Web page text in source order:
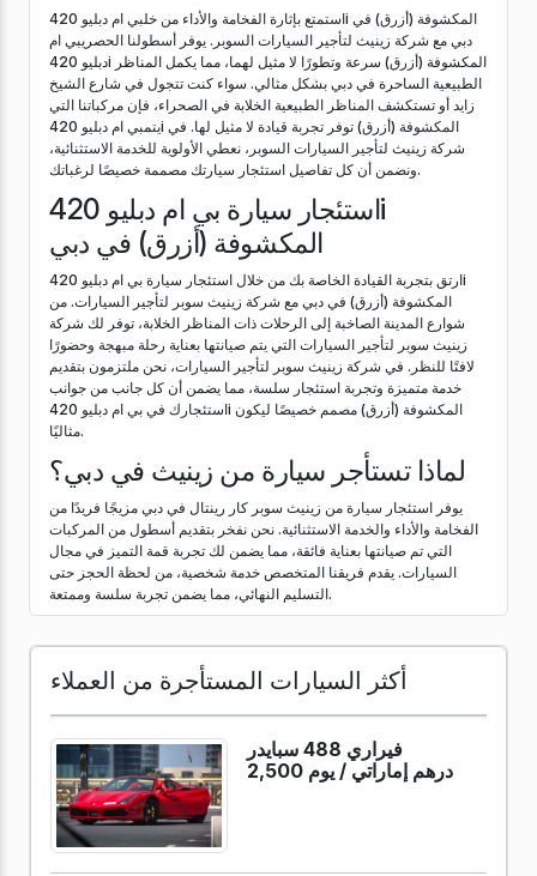
استمتع بإثارة الفخامة والأداء من خلبي ام دبليو 420i المكشوفة (أزرق) في
دبي مع شركة زينيث لتأجير السيارات السوبر. يوفر أسطولنا الحصريبي ام
دبليو 420i المكشوفة (أزرق) سرعة وتطورًا لا مثيل لهما، مما يكمل المناظر
الطبيعية الساحرة في دبي بشكل مثالي. سواء كنت تتجول في شارع الشيخ
زايد أو تستكشف المناظر الطبيعية الخلابة في الصحراء، فإن مركباتنا التي
يتمبي ام دبليو 420i المكشوفة (أزرق) توفر تجربة قيادة لا مثيل لها. في
شركة زينيث لتأجير السيارات السوبر، نعطي الأولوية للخدمة الاستثنائية،
ونضمن أن كل تفاصيل استئجار سيارتك مصممة خصيصًا لرغباتك.
استئجار سيارة بي ام دبليو 420i
المكشوفة (أزرق) في دبي
ارتق بتجربة القيادة الخاصة بك من خلال استئجار سيارة بي ام دبليو 420i
المكشوفة (أزرق) في دبي مع شركة زينيث سوبر لتأجير السيارات. من
شوارع المدينة الصاخبة إلى الرحلات ذات المناظر الخلابة، توفر لك شركة
زينيث سوبر لتأجير السيارات التي يتم صيانتها بعناية رحلة مبهجة وحضورًا
لافتًا للنظر. في شركة زينيث سوبر لتأجير السيارات، نحن ملتزمون بتقديم
خدمة متميزة وتجربة استئجار سلسة، مما يضمن أن كل جانب من جوانب
استئجارك في بي ام دبليو 420i المكشوفة (أزرق) مصمم خصيصًا ليكون
مثاليًا.
لماذا تستأجر سيارة من زينيث في دبي؟
يوفر استئجار سيارة من زينيث سوبر كار رينتال في دبي مزيجًا فريدًا من
الفخامة والأداء والخدمة الاستثنائية. نحن نفخر بتقديم أسطول من المركبات
التي تم صيانتها بعناية فائقة، مما يضمن لك تجربة قمة التميز في مجال
السيارات. يقدم فريقنا المتخصص خدمة شخصية، من لحظة الحجز حتى
التسليم النهائي، مما يضمن تجربة سلسة وممتعة.
أكثر السيارات المستأجرة من العملاء
فيراري 488 سبايدر
2,500 درهم إماراتي /يوم